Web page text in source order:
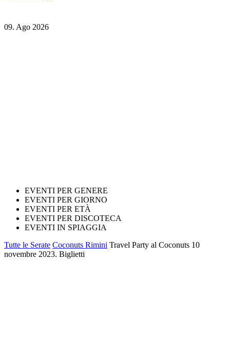
09. Ago 2026
EVENTI PER GENERE
EVENTI PER GIORNO
EVENTI PER ETÀ
EVENTI PER DISCOTECA
EVENTI IN SPIAGGIA
Tutte le Serate Coconuts Rimini Travel Party al Coconuts 10
novembre 2023. Biglietti